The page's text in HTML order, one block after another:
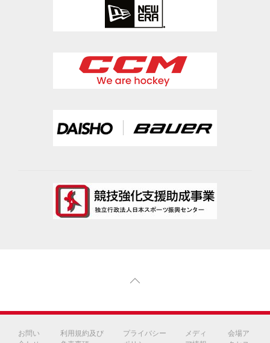
お問い
利用規約及び
プライバシー
メディ
会場ア